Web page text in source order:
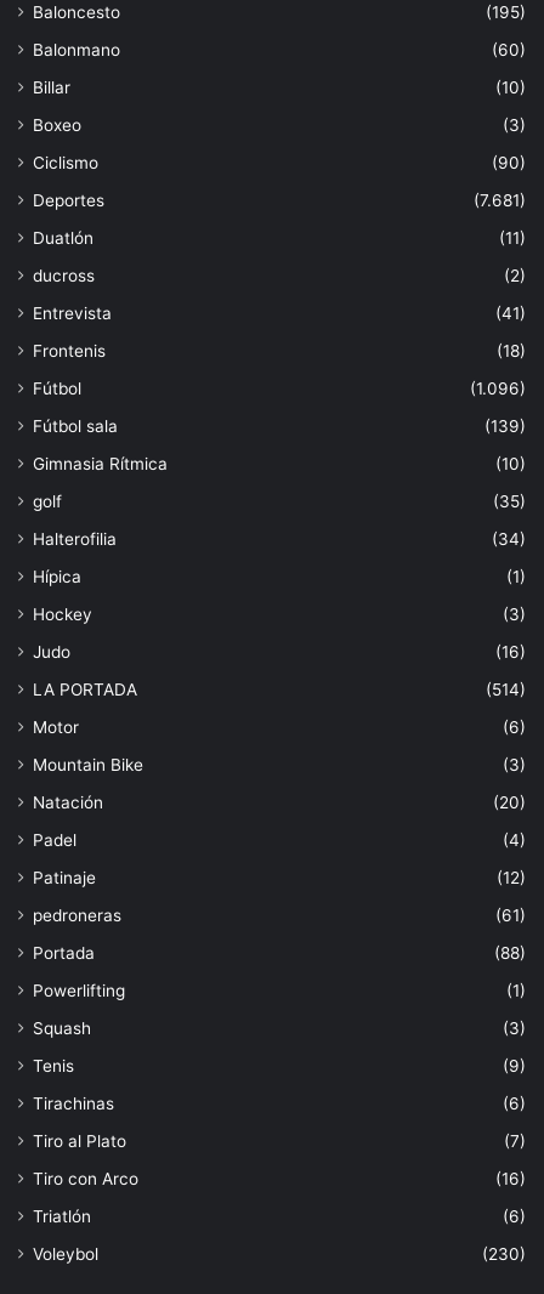
Baloncesto
(195)
Balonmano
(60)
Billar
(10)
Boxeo
(3)
Ciclismo
(90)
Deportes
(7.681)
Duatlón
(11)
ducross
(2)
Entrevista
(41)
Frontenis
(18)
Fútbol
(1.096)
Fútbol sala
(139)
Gimnasia Rítmica
(10)
golf
(35)
Halterofilia
(34)
Hípica
(1)
Hockey
(3)
Judo
(16)
LA PORTADA
(514)
Motor
(6)
Mountain Bike
(3)
Natación
(20)
Padel
(4)
Patinaje
(12)
pedroneras
(61)
Portada
(88)
Powerlifting
(1)
Squash
(3)
Tenis
(9)
Tirachinas
(6)
Tiro al Plato
(7)
Tiro con Arco
(16)
Triatlón
(6)
Voleybol
(230)